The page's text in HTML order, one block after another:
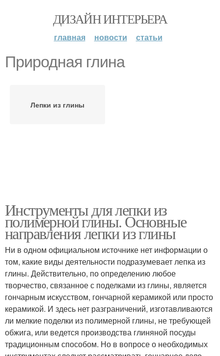
ДИЗАЙН ИНТЕРЬЕРА
главная новости статьи
Природная глина
Лепки из глины
Инструменты для лепки из
полимерной глины. Основные
направления лепки из глины
Ни в одном официальном источнике нет информации о
том, какие виды деятельности подразумевает лепка из
глины. Действительно, по определению любое
творчество, связанное с поделками из глины, является
гончарным искусством, гончарной керамикой или просто
керамикой. И здесь нет разграничений, изготавливаются
ли мелкие поделки из полимерной глины, не требующей
обжига, или ведется производства глиняной посуды
традиционным способом. Но в вопросе о необходимых